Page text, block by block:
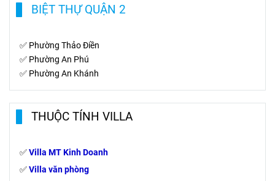
BIỆT THỰ QUẬN 2
✅ Phường Thảo Điền
✅ Phường An Phú
✅ Phường An Khánh
THUỘC TÍNH VILLA
✅Villa MT Kinh Doanh
✅Villa văn phòng